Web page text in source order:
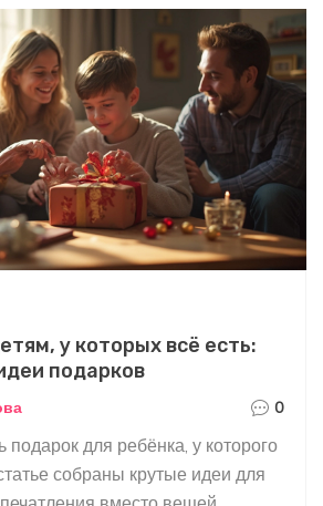
не покупать и о хитростях,
при покупке. Всё просто,
— чтобы прийти в гости с
подарком.
у которых всё есть:
подарков
0
для ребёнка, у которого
собраны крутые идеи для